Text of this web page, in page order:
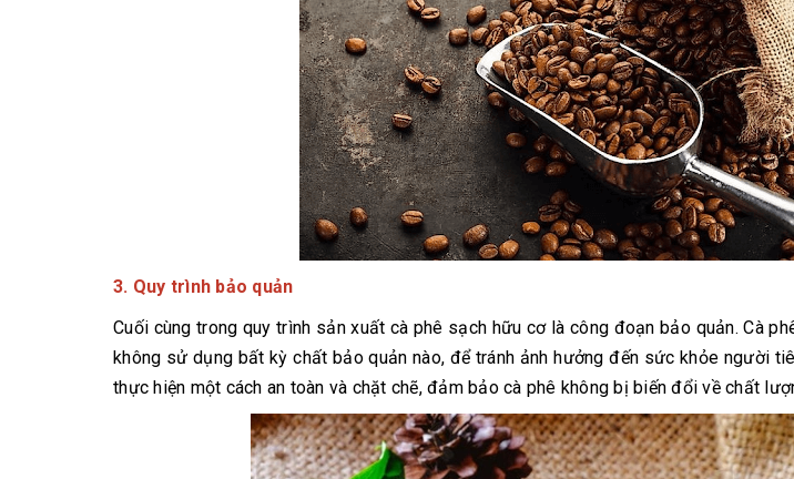
3. Quy trình bảo quản
Cuối cùng trong quy trình sản xuất cà phê sạch hữu cơ là công đoạn bảo quản. Cà
không sử dụng bất kỳ chất bảo quản nào, để tránh ảnh hưởng đến sức khỏe người
thực hiện một cách an toàn và chặt chẽ, đảm bảo cà phê không bị biến đổi về chất